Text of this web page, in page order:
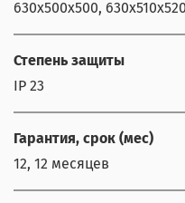
630х500х500, 630х510х520
Степень защиты
IP 23
Гарантия, срок (мес)
12, 12 месяцев